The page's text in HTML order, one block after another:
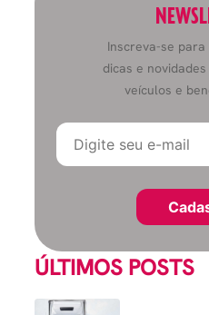
Inscreva-se
dicas e
veículos e
ÚLTIMOS POSTS